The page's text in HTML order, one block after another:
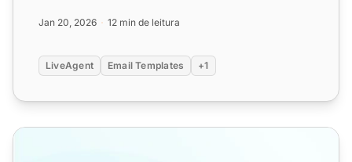
Jan 20, 2026 12 min de leitura
LiveAgent Email Templates +1
Como se Apresentar em um Email (Dicas + Modelos)